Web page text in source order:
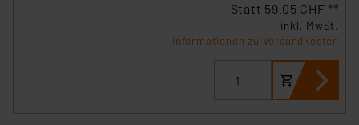
Statt59.05 CHF **
inkl. MwSt.
Informationen zu Versandkosten